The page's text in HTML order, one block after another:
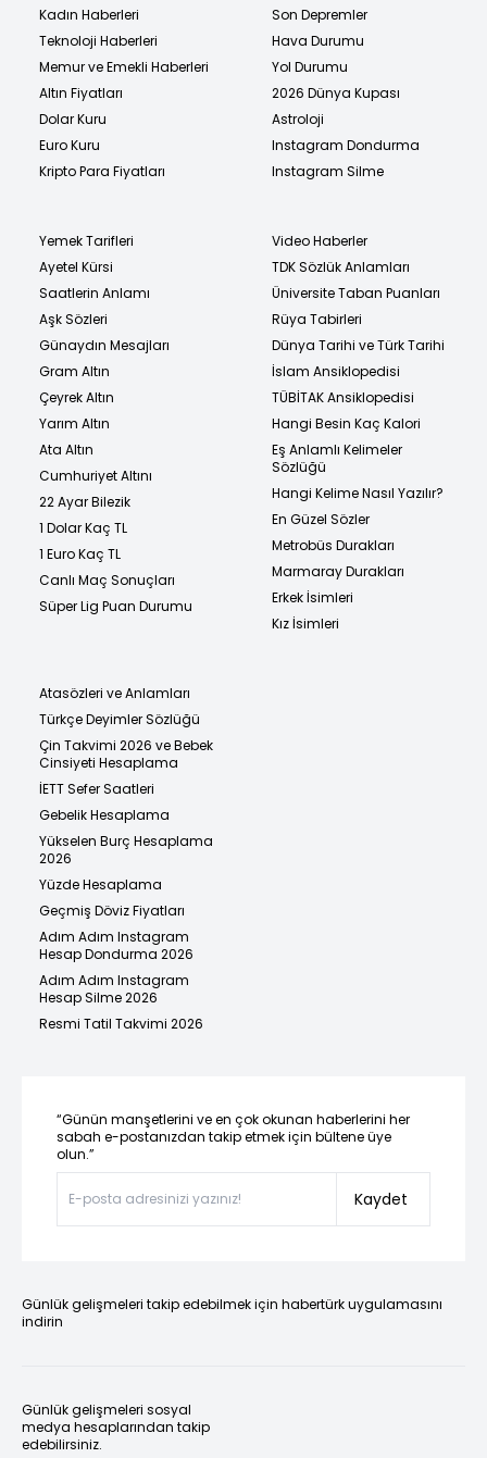
Kadın Haberleri
Teknoloji Haberleri
Memur ve Emekli Haberleri
Altın Fiyatları
Dolar Kuru
Euro Kuru
Kripto Para Fiyatları
Son Depremler
Hava Durumu
Yol Durumu
2026 Dünya Kupası
Astroloji
Instagram Dondurma
Instagram Silme
Yemek Tarifleri
Ayetel Kürsi
Saatlerin Anlamı
Aşk Sözleri
Günaydın Mesajları
Gram Altın
Çeyrek Altın
Yarım Altın
Ata Altın
Cumhuriyet Altını
22 Ayar Bilezik
1 Dolar Kaç TL
1 Euro Kaç TL
Canlı Maç Sonuçları
Süper Lig Puan Durumu
Video Haberler
TDK Sözlük Anlamları
Üniversite Taban Puanları
Rüya Tabirleri
Dünya Tarihi ve Türk Tarihi
İslam Ansiklopedisi
TÜBİTAK Ansiklopedisi
Hangi Besin Kaç Kalori
Eş Anlamlı Kelimeler
Sözlüğü
Hangi Kelime Nasıl Yazılır?
En Güzel Sözler
Metrobüs Durakları
Marmaray Durakları
Erkek İsimleri
Kız İsimleri
Atasözleri ve Anlamları
Türkçe Deyimler Sözlüğü
Çin Takvimi 2026 ve Bebek
Cinsiyeti Hesaplama
İETT Sefer Saatleri
Gebelik Hesaplama
Yükselen Burç Hesaplama
2026
Yüzde Hesaplama
Geçmiş Döviz Fiyatları
Adım Adım Instagram
Hesap Dondurma 2026
Adım Adım Instagram
Hesap Silme 2026
Resmi Tatil Takvimi 2026
“Günün manşetlerini ve en çok okunan haberlerini her
sabah e-postanızdan takip etmek için bültene üye
olun.”
Kaydet
Günlük gelişmeleri takip edebilmek için habertürk uygulamasını
indirin
Günlük gelişmeleri sosyal
medya hesaplarından takip
edebilirsiniz.